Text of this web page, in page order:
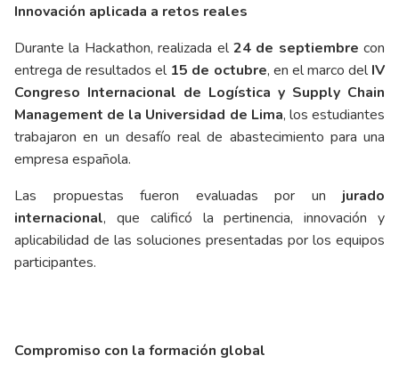
Innovación aplicada a retos reales
Durante la Hackathon, realizada el24 de septiembre con
entrega de resultados el15 de octubre, en el marco delIV
Congreso Internacional de Logística y Supply Chain
Management de la Universidad de Lima, los estudiantes
trabajaron en un desafío real de abastecimiento para una
empresa española.
Las propuestas fueron evaluadas por un jurado
internacional, que calificó la pertinencia, innovación y
aplicabilidad de las soluciones presentadas por los equipos
participantes.
Compromiso con la formación global